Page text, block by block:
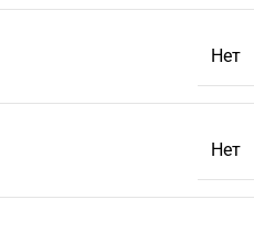
Нет
Нет